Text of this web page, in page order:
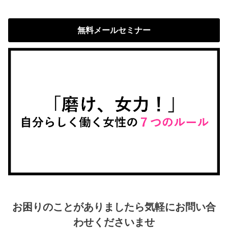
無料メールセミナー
お困りのことがありましたら気軽にお問い合
わせくださいませ